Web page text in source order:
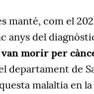
manté, com el
anys del
van morir per
departament de
malaltia en